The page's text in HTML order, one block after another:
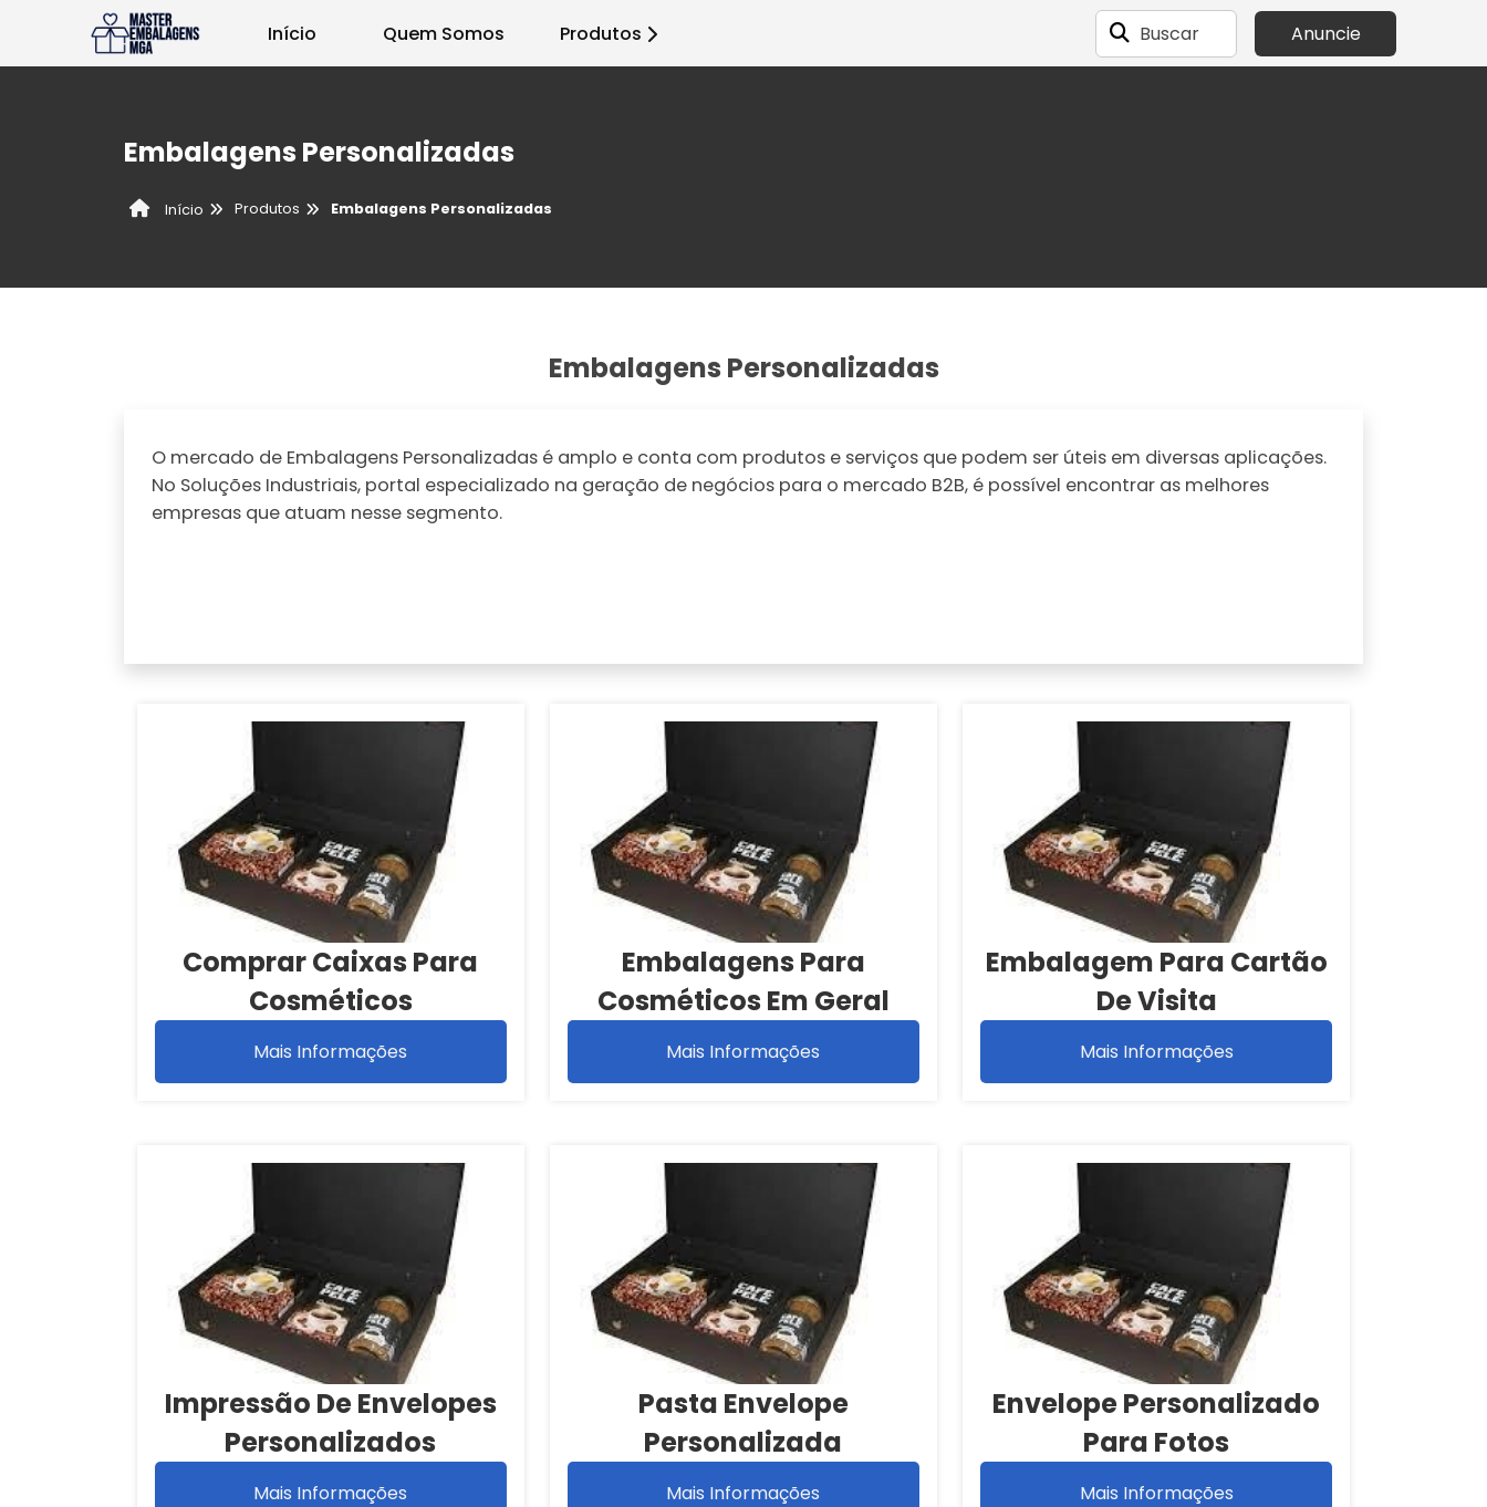
Início Quem Somos Produtos Buscar Anuncie
Embalagens Personalizadas
Início Produtos Embalagens Personalizadas
Embalagens Personalizadas
O mercado de Embalagens Personalizadas é amplo e conta com produtos e serviços que podem ser úteis em diversas aplicações.
No Soluções Industriais, portal especializado na geração de negócios para o mercado B2B, é possível encontrar as melhores
empresas que atuam nesse segmento.
Comprar Caixas Para
Cosméticos
Mais Informações
Embalagens Para
Cosméticos Em Geral
Mais Informações
Embalagem Para Cartão
De Visita
Mais Informações
Impressão De Envelopes
Personalizados
Mais Informações
Pasta Envelope
Personalizada
Mais Informações
Envelope Personalizado
Para Fotos
Mais Informações